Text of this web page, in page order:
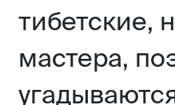
тибетские,
мастера,